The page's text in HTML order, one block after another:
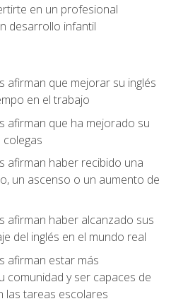
en un profesional
desarrollo infantil
afirman que mejorar su inglés
en el trabajo
afirman que ha mejorado su
afirman haber recibido una
un ascenso o un aumento de
afirman haber alcanzado sus
del inglés en el mundo real
afirman estar más
comunidad y ser capaces de
las tareas escolares